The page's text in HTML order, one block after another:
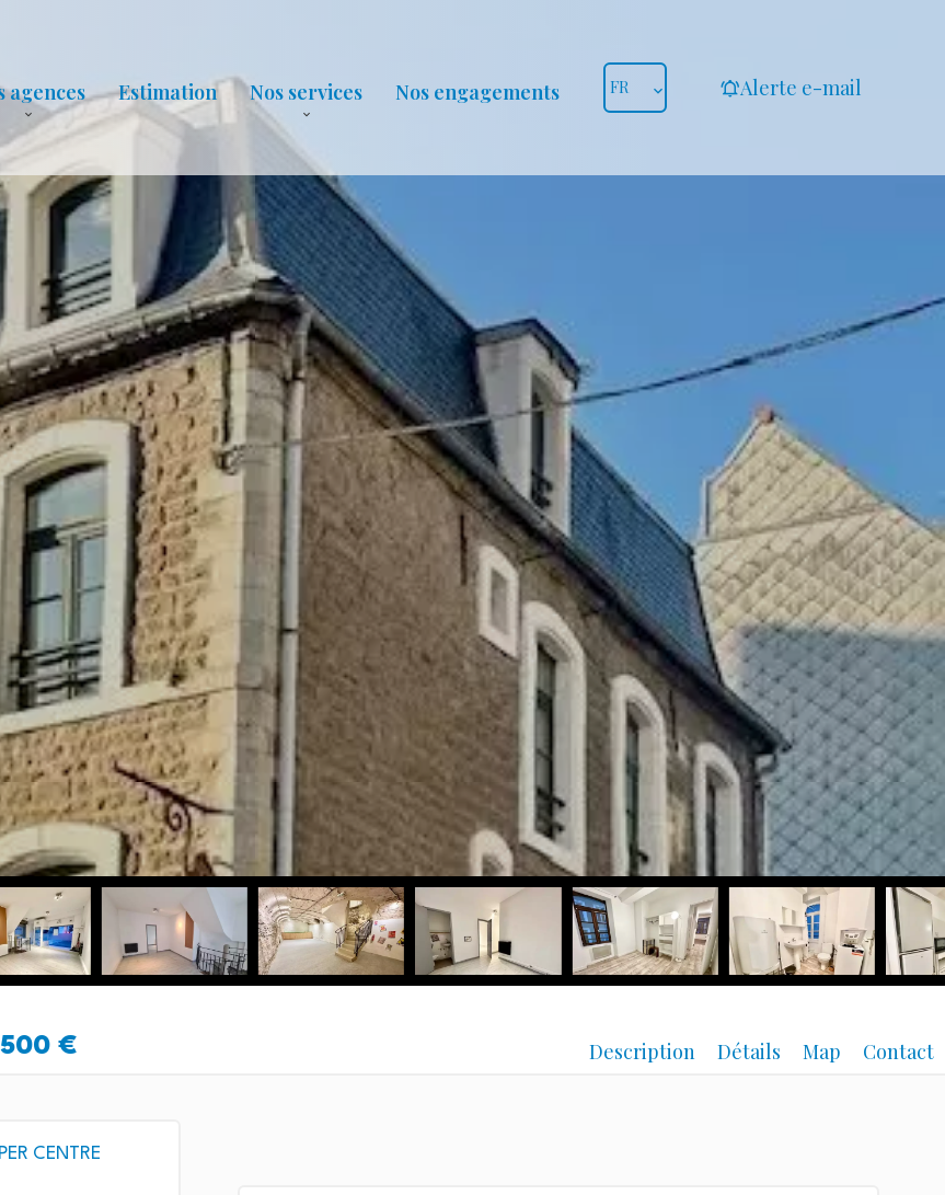
agences Estimation Nos services Nos engagements FR Alerte e-mail
€ Description Détails Map Contact
CENTRE